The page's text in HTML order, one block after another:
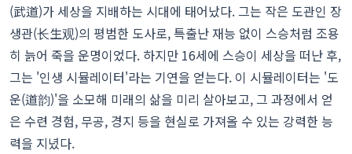
(武道)가 세상을 지배하는 시대에 태어났다. 그는 작은 도관인 장
생관(长生观)의 평범한 도사로, 특출난 재능 없이 스승처럼 조용
히 늙어 죽을 운명이었다. 하지만 16세에 스승이 세상을 떠난 후,
그는 '인생 시뮬레이터'라는 기연을 얻는다. 이 시뮬레이터는 '도
운(道韵)'을 소모해 미래의 삶을 미리 살아보고, 그 과정에서 얻
은 수련 경험, 무공, 경지 등을 현실로 가져올 수 있는 강력한 능
력을 지녔다.